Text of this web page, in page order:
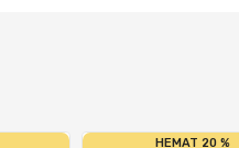
HEMAT 20 %